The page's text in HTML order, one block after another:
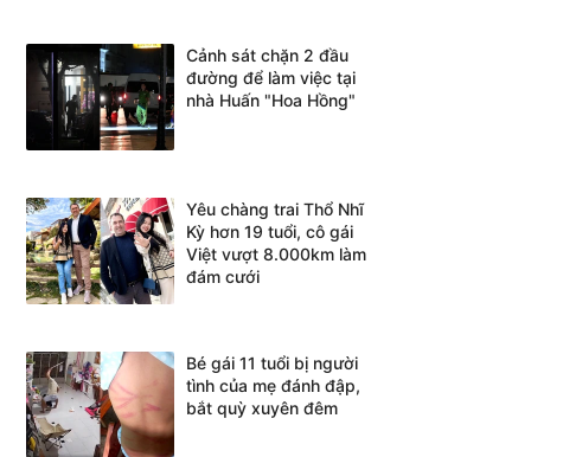
Cảnh sát chặn 2 đầu
đường để làm việc tại
nhà Huấn "Hoa Hồng"
Yêu chàng trai Thổ Nhĩ
Kỳ hơn 19 tuổi, cô gái
Việt vượt 8.000km làm
đám cưới
Bé gái 11 tuổi bị người
tình của mẹ đánh đập,
bắt quỳ xuyên đêm